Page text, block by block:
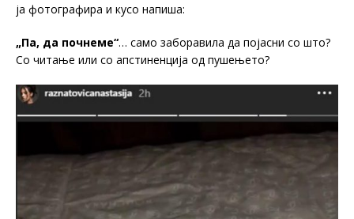
ја фотографира и кусо напиша:
„Па, да почнеме“… само заборавила да појасни со што?
Со читање или со апстиненција од пушењето?